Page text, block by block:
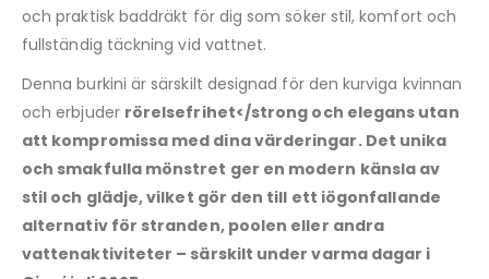
och praktisk baddräkt för dig som söker stil, komfort och
fullständig täckning vid vattnet.
Denna burkini är särskilt designad för den kurviga kvinnan
och erbjuder rörelsefrihet</strong och elegans utan
att kompromissa med dina värderingar. Det unika
och smakfulla mönstret ger en modern känsla av
stil och glädje, vilket gör den till ett iögonfallande
alternativ för stranden, poolen eller andra
vattenaktiviteter – särskilt under varma dagar i